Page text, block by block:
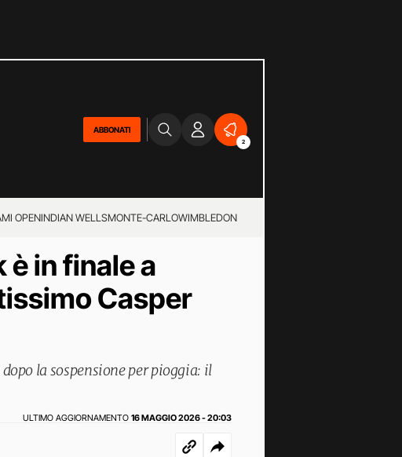
ABBONATI
2
OPENINDIAN WELLSMONTE-CARLOWIMBLEDON
in finale a
Casper
la sospensione per pioggia: il
ULTIMO AGGIORNAMENTO 16 MAGGIO 2026 - 20:03